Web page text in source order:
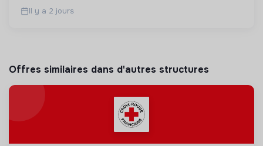
Il y a 2 jours
Offres similaires dans d'autres structures